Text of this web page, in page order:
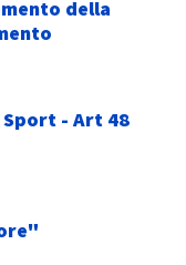
della
Sport - Art 48